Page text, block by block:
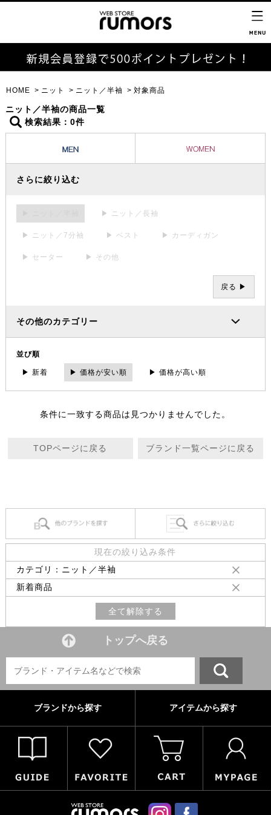
HOME ニット ニット／半袖 対象商品
ニット／半袖の商品一覧
検索結果：0件
さらに絞り込む
▶ ニット／長袖
▶ ニット／7分袖 ▶ ベスト ▶ カーディガン
▶ セーター ▶ その他
戻る ▶
その他のカテゴリー
並び順
▶ 新着 ▶ 価格が安い順 ▶ 価格が高い順
条件に一致する商品は見つかりませんでした。
TOPページに戻る ブランド一覧ページに戻る
現在の絞り込み条件
カテゴリ：ニット／半袖
新着商品
全て解除する
トップへ戻る
ブランドから探す アイテムから探す